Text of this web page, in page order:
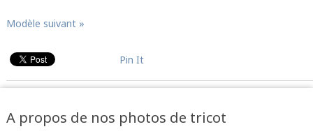
Modèle suivant »
Pin It
A propos de nos photos de tricot